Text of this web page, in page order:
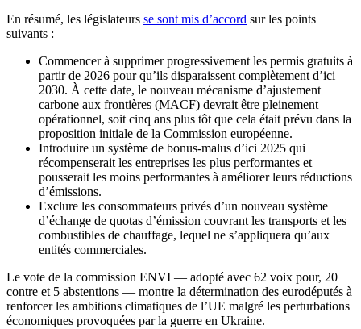
En résumé, les législateurs se sont mis d’accord sur les points
suivants :
Commencer à supprimer progressivement les permis gratuits à
partir de 2026 pour qu’ils disparaissent complètement d’ici
2030. À cette date, le nouveau mécanisme d’ajustement
carbone aux frontières (MACF) devrait être pleinement
opérationnel, soit cinq ans plus tôt que cela était prévu dans la
proposition initiale de la Commission européenne.
Introduire un système de bonus-malus d’ici 2025 qui
récompenserait les entreprises les plus performantes et
pousserait les moins performantes à améliorer leurs réductions
d’émissions.
Exclure les consommateurs privés d’un nouveau système
d’échange de quotas d’émission couvrant les transports et les
combustibles de chauffage, lequel ne s’appliquera qu’aux
entités commerciales.
Le vote de la commission ENVI — adopté avec 62 voix pour, 20
contre et 5 abstentions — montre la détermination des eurodéputés à
renforcer les ambitions climatiques de l’UE malgré les perturbations
économiques provoquées par la guerre en Ukraine.